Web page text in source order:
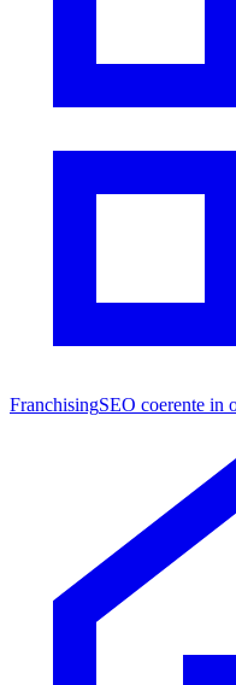
FranchisingSEO coerente in